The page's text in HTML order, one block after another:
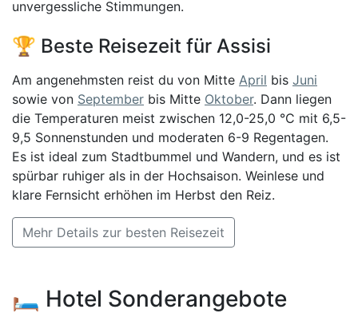
unvergessliche Stimmungen.
🏆 Beste Reisezeit für Assisi
Am angenehmsten reist du von Mitte April bis Juni
sowie von September bis Mitte Oktober. Dann liegen
die Temperaturen meist zwischen 12,0-25,0 °C mit 6,5-
9,5 Sonnenstunden und moderaten 6-9 Regentagen.
Es ist ideal zum Stadtbummel und Wandern, und es ist
spürbar ruhiger als in der Hochsaison. Weinlese und
klare Fernsicht erhöhen im Herbst den Reiz.
Mehr Details zur besten Reisezeit
🛏️ Hotel Sonderangebote